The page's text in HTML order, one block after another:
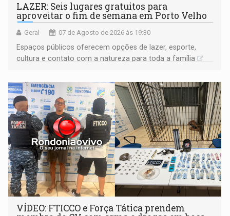
LAZER: Seis lugares gratuitos para
aproveitar o fim de semana em Porto Velho
Geral 07 de Agosto de 2026 às 19:30
Espaços públicos oferecem opções de lazer, esporte,
cultura e contato com a natureza para toda a família
VÍDEO: FTICCO e Força Tática prendem